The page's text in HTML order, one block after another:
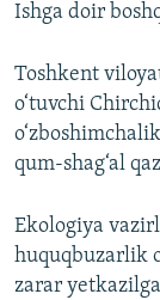
Ishga doir
Toshkent
o‘tuvchi
qum-shag‘al
Ekologiya
huquqbuzarlik
zarar